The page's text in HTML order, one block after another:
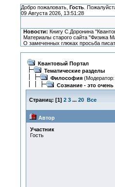
Добро пожаловать, Гость.
09 Августа 2026, 13:51:28
Новости: Книгу С.Доронина
Материалы старого сайта "Физика
О замеченных глюках просьба
Квантовый Портал
Тематические разделы
Философия(Модератор:
Сознание - это очень
Страниц: [1] 2 3 ... 20 Все
Автор
Участник
Гость